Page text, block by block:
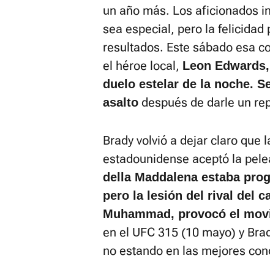
un año más. Los aficionados
sea especial, pero la felicidad
resultados. Este sábado esa
el héroe local, Leon
duelo estelar de la noche.
asalto después de darle un
Brady volvió a dejar claro que
estadounidense aceptó la
della Maddalena estaba
pero la lesión del rival del
Muhammad, provocó el
en el UFC 315 (10 mayo) y
no estando en las mejores